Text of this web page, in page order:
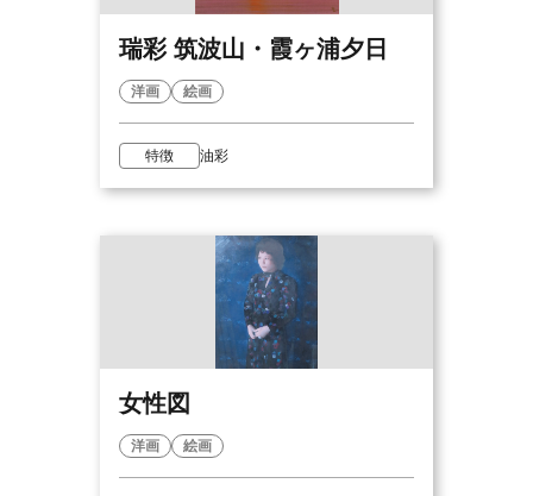
瑞彩 筑波山・霞ヶ浦夕日
洋画 絵画
特徴 油彩
女性図
洋画 絵画